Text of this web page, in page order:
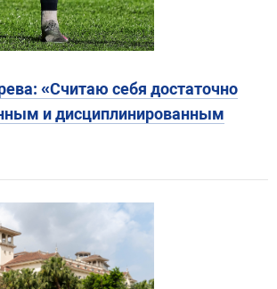
«Считаю себя достаточно
и дисциплинированным